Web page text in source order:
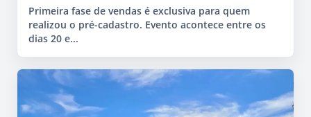
Primeira fase de vendas é exclusiva para quem
realizou o pré-cadastro. Evento acontece entre os
dias 20 e...